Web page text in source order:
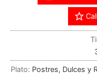
Plato: Postres, Dulces y